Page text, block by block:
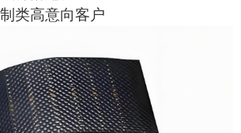
类高意向客户